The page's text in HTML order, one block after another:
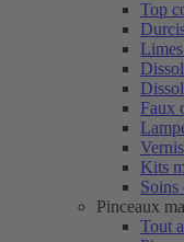
Top
Faux
Kits
Soins
Pinceaux
Tout